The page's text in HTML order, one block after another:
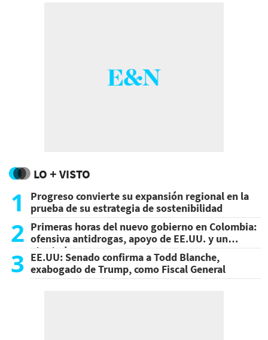
LO + VISTO
1
Progreso convierte su expansión regional en la
prueba de su estrategia de sostenibilidad
2 Primeras horas del nuevo gobierno en Colombia:
ofensiva antidrogas, apoyo de EE.UU. y un
atentado
3 EE.UU: Senado confirma a Todd Blanche,
exabogado de Trump, como Fiscal General